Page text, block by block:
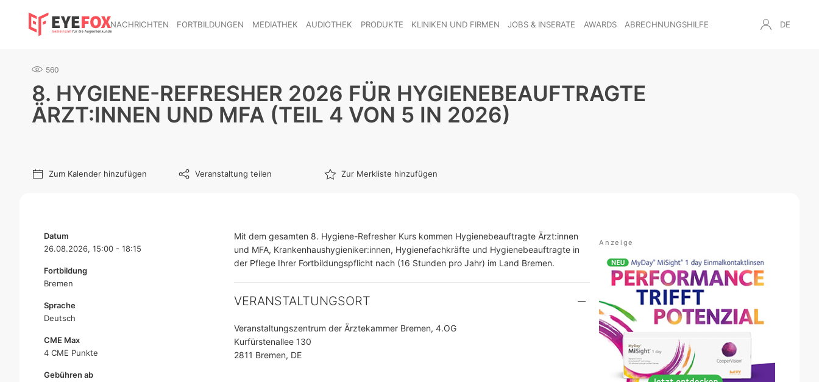
NACHRICHTEN FORTBILDUNGEN MEDIATHEK AUDIOTHEK PRODUKTE KLINIKEN UND FIRMEN JOBS & INSERATE AWARDS ABRECHNUNGSHILFE DE
560
8. HYGIENE-REFRESHER 2026 FÜR HYGIENEBEAUFTRAGTE
ÄRZT:INNEN UND MFA (TEIL 4 VON 5 IN 2026)
Zum Kalender hinzufügen Veranstaltung teilen Zur Merkliste hinzufügen
Datum
26.08.2026, 15:00 - 18:15
Fortbildung
Bremen
Sprache
Deutsch
CME Max
4 CME Punkte
Gebühren ab
Mit dem gesamten 8. Hygiene-Refresher Kurs kommen Hygienebeauftragte Ärzt:innen
und MFA, Krankenhaushygieniker:innen, Hygienefachkräfte und Hygienebeauftragte in
der Pflege Ihrer Fortbildungspflicht nach (16 Stunden pro Jahr) im Land Bremen.
VERANSTALTUNGSORT
Veranstaltungszentrum der Ärztekammer Bremen, 4.OG
Kurfürstenallee 130
2811 Bremen, DE